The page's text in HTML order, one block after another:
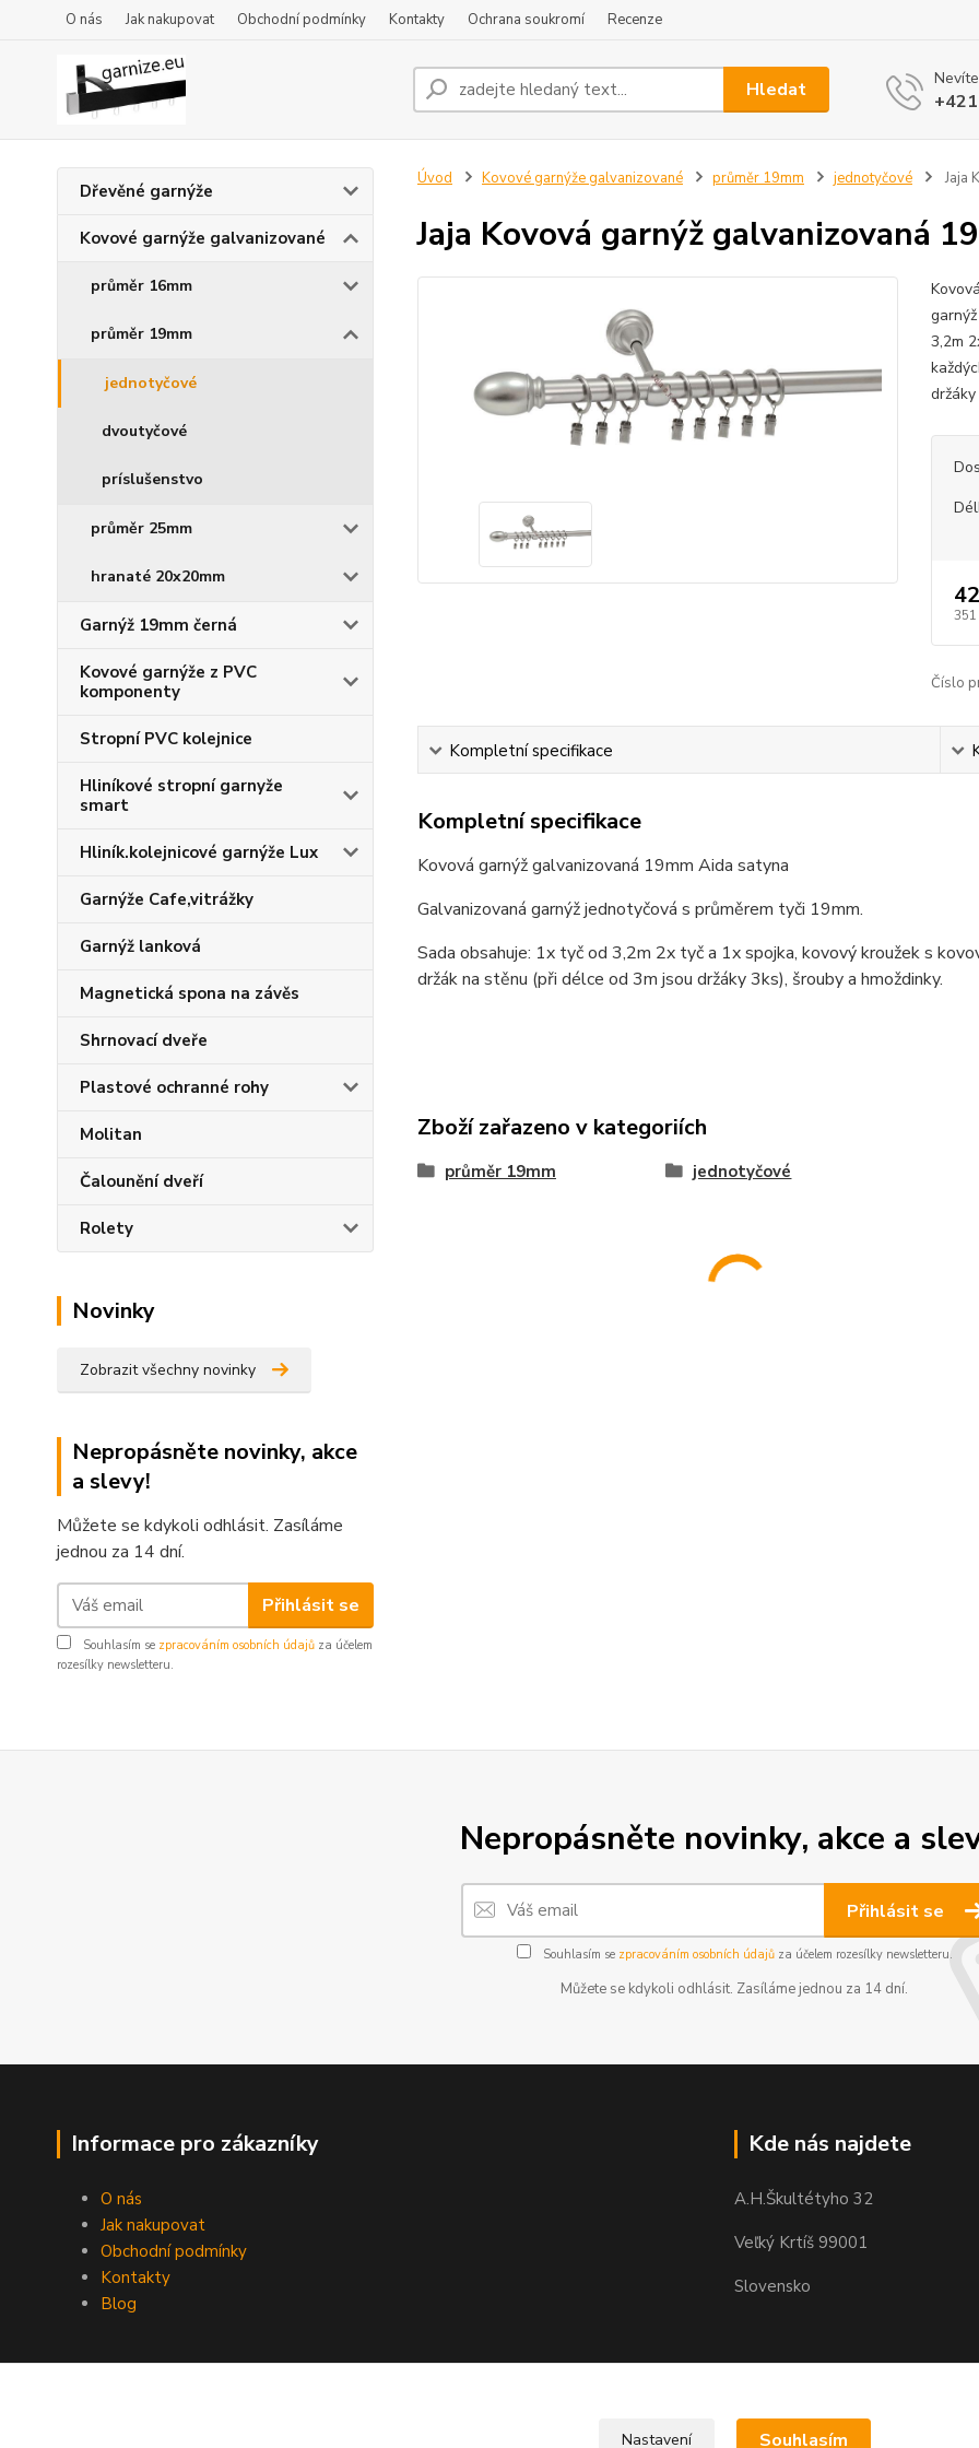
O nás Jak nakupovat Obchodní podmínky Kontakty Ochrana soukromí Recenze
Hledat
Dřevěné garnýže
Kovové garnýže galvanizované
průměr 16mm
průměr 19mm
jednotyčové
dvoutyčové
príslušenstvo
průměr 25mm
hranaté 20x20mm
Garnýž 19mm černá
Kovové garnýže z PVC
komponenty
Stropní PVC kolejnice
Hliníkové stropní garnyže
smart
Hliník.kolejnicové garnýže Lux
Garnýže Cafe,vitrážky
Garnýž lanková
Magnetická spona na závěs
Shrnovací dveře
Plastové ochranné rohy
Molitan
Čalounění dveří
Rolety
Novinky
Zobrazit všechny novinky
Nepropásněte novinky, akce
a slevy!
Můžete se kdykoli odhlásit. Zasíláme
jednou za 14 dní.
Přihlásit se
Souhlasím se zpracováním osobních údajů za účelem
rozesílky newsletteru.
Úvod Kovové garnýže galvanizované průměr 19mm jednotyčové Jaja
Jaja Kovová garnýž galvanizovaná
3,2m
351
Číslo
Kompletní specifikace
Kompletní specifikace
Kovová garnýž galvanizovaná 19mm Aida satyna
Galvanizovaná garnýž jednotyčová s průměrem tyči 19mm.
Sada obsahuje: 1x tyč od 3,2m 2x tyč a 1x spojka, kovový kroužek s
držák na stěnu (při délce od 3m jsou držáky 3ks), šrouby a hmoždinky.
Zboží zařazeno v kategoriích
průměr 19mm jednotyčové
Nepropásněte novinky, akce a
Přihlásit se
Souhlasím se zpracováním osobních údajůza účelem rozesílky newsletteru.
Můžete se kdykoli odhlásit. Zasíláme jednou za 14 dní.
Informace pro zákazníky
O nás
Jak nakupovat
Obchodní podmínky
Kontakty
Blog
Kde nás najdete
A.H.Škultétyho 32
Veľký Krtíš 99001
Slovensko
Nastavení Souhlasím